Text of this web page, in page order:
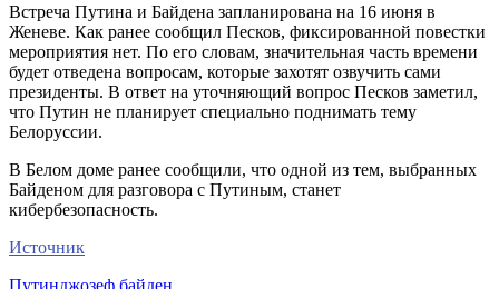
Встреча Путина и Байдена запланирована на 16 июня в
Женеве. Как ранее сообщил Песков, фиксированной повестки
мероприятия нет. По его словам, значительная часть времени
будет отведена вопросам, которые захотят озвучить сами
президенты. В ответ на уточняющий вопрос Песков заметил,
что Путин не планирует специально поднимать тему
Белоруссии.
В Белом доме ранее сообщили, что одной из тем, выбранных
Байденом для разговора с Путиным, станет
кибербезопасность.
Источник
Путинджозеф байден